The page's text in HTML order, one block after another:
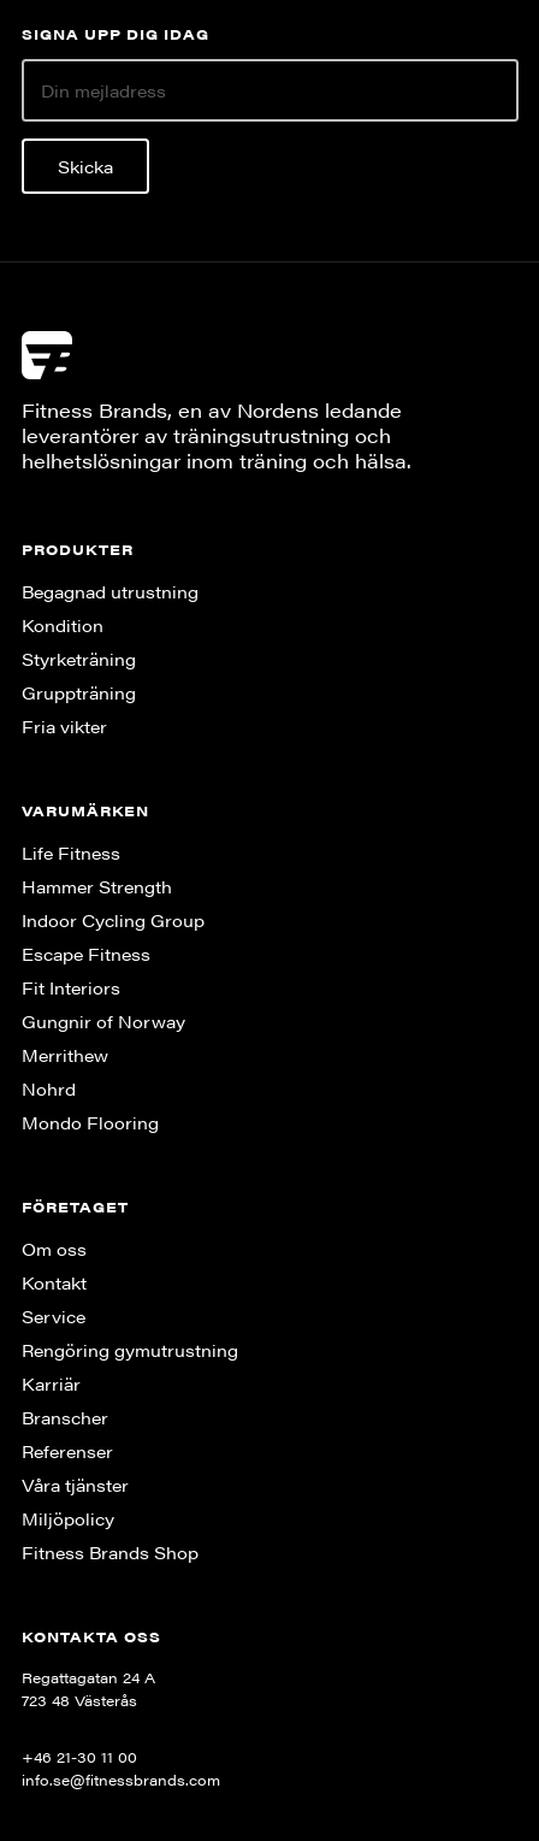
SIGNA UPP DIG IDAG
Skicka
Fitness Brands, en av Nordens ledande
leverantörer av träningsutrustning och
helhetslösningar inom träning och hälsa.
PRODUKTER
Begagnad utrustning
Kondition
Styrketräning
Gruppträning
Fria vikter
VARUMÄRKEN
Life Fitness
Hammer Strength
Indoor Cycling Group
Escape Fitness
Fit Interiors
Gungnir of Norway
Merrithew
Nohrd
Mondo Flooring
FÖRETAGET
Om oss
Kontakt
Service
Rengöring gymutrustning
Karriär
Branscher
Referenser
Våra tjänster
Miljöpolicy
Fitness Brands Shop
KONTAKTA OSS
Regattagatan 24 A
723 48 Västerås
+46 21-30 11 00
info.se@fitnessbrands.com